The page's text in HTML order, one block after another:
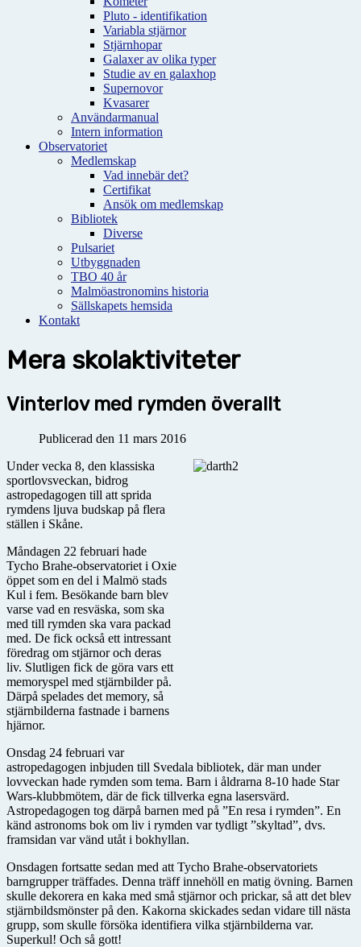
Pluto - identifikation
Variabla stjärnor
Stjärnhopar
Galaxer av olika typer
Studie av en galaxhop
Supernovor
Kvasarer
Användarmanual
Intern information
Observatoriet
Medlemskap
Vad innebär det?
Certifikat
Ansök om medlemskap
Bibliotek
Diverse
Pulsariet
Utbyggnaden
TBO 40 år
Malmöastronomins historia
Sällskapets hemsida
Kontakt
Mera skolaktiviteter
Vinterlov med rymden överallt
Publicerad den 11 mars 2016
Under vecka 8, den klassiska
sportlovsveckan, bidrog
astropedagogen till att sprida
rymdens ljuva budskap på flera
ställen i Skåne.
Måndagen 22 februari hade
Tycho Brahe-observatoriet i Oxie
öppet som en del i Malmö stads
Kul i fem. Besökande barn blev
varse vad en resväska, som ska
med till rymden ska vara packad
med. De fick också ett intressant
föredrag om stjärnor och deras
liv. Slutligen fick de göra vars ett
memoryspel med stjärnbilder på.
Därpå spelades det memory, så
stjärnbilderna fastnade i barnens
hjärnor.
Onsdag 24 februari var
astropedagogen inbjuden till Svedala bibliotek, där man under
lovveckan hade rymden som tema. Barn i åldrarna 8-10 hade Star
Wars-klubbmötem, där de fick tillverka egna lasersvärd.
Astropedagogen tog därpå barnen med på ”En resa i rymden”. En
känd astronoms bok om liv i rymden var tydligt ”skyltad”, dvs.
framsidan var vänd utåt i bokhyllan.
Onsdagen fortsatte sedan med att Tycho Brahe-observatoriets
barngrupper träffades. Denna träff innehöll en matig övning. Barnen
skulle dekorera en kaka med små stjärnor och prickar, så att det blev
stjärnbildsmönster på den. Kakorna skickades sedan vidare till nästa
grupp, som skulle försöka identifiera vilka stjärnbilderna var.
Superkul! Och så gott!